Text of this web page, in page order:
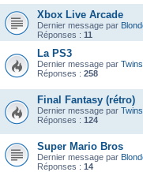
Xbox Live Arcade
Dernier message par
Réponses : 11
La PS3
Dernier message par
Réponses : 258
Final Fantasy (rétro)
Dernier message par
Réponses : 124
Super Mario Bros
Dernier message par
Réponses : 14